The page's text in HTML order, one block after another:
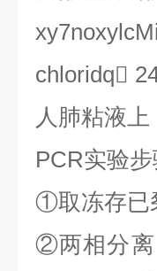
chloridq
人肺粘液上
PCR实验步
①取冻存已
②两相分离